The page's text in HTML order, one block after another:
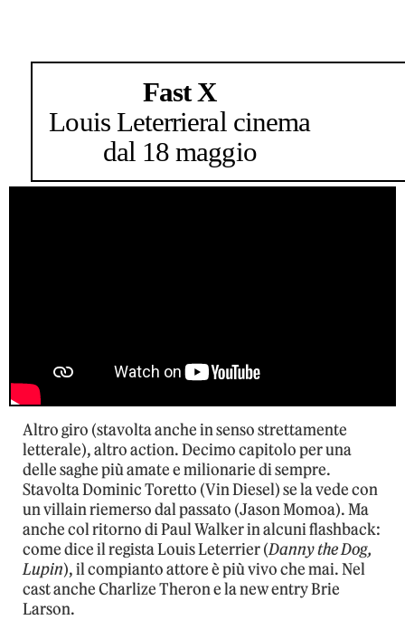
Fast X
Louis Leterrieral cinema
dal 18 maggio
Altro giro (stavolta anche in senso strettamente
letterale), altro action. Decimo capitolo per una
delle saghe più amate e milionarie di sempre.
Stavolta Dominic Toretto (Vin Diesel) se la vede con
un villain riemerso dal passato (Jason Momoa). Ma
anche col ritorno di Paul Walker in alcuni flashback:
come dice il regista Louis Leterrier (Danny the Dog,
Lupin), il compianto attore è più vivo che mai. Nel
cast anche Charlize Theron e la new entry Brie
Larson.